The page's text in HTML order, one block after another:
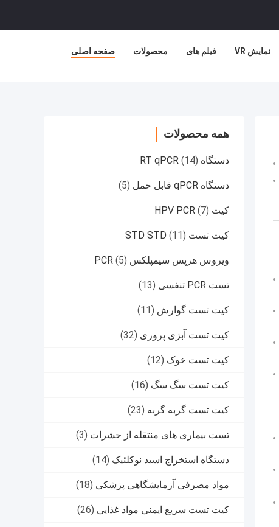
صفحه اصلی محصولات فیلم های نمایش VR
همه محصولات
دستگاه RT qPCR (14)
دستگاه qPCR قابل حمل (5)
کیت HPV PCR (7)
کیت تست STD STD (11)
ویروس هرپس سیمپلکس PCR (5)
تست PCR تنفسی (13)
کیت تست گوارش (11)
کیت تست آبزی پروری (32)
کیت تست خوک (12)
کیت تست سگ سگ (16)
کیت تست گربه گربه (23)
تست بیماری های منتقله از حشرات (3)
دستگاه استخراج اسید نوکلئیک (14)
مواد مصرفی آزمایشگاهی پزشکی (18)
کیت تست سریع ایمنی مواد غذایی (26)